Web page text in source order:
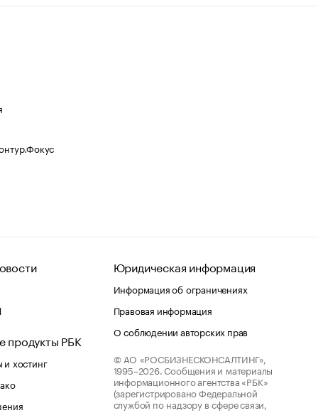
продукты РБК
хостинг
Юридическая информация
Информация об ограничениях
Правовая информация
О соблюдении авторских прав
© АО «РОСБИЗНЕСКОНСАЛТИНГ»,
1995–2026. Сообщения и материалы
информационного агентства «РБК»
(зарегистрировано Федеральной
службой по надзору в сфере связи,